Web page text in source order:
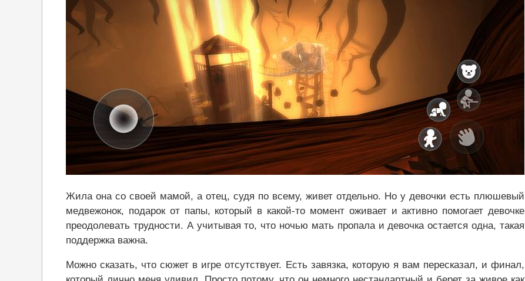
Жила она со своей мамой, а отец, судя по всему, живет отдельно. Но у девочки есть плюшевый
медвежонок, подарок от папы, который в какой-то момент оживает и активно помогает девочке
преодолевать трудности. А учитывая то, что ночью мать пропала и девочка остается одна, такая
поддержка важна.
Можно сказать, что сюжет в игре отсутствует. Есть завязка, которую я вам пересказал, и финал,